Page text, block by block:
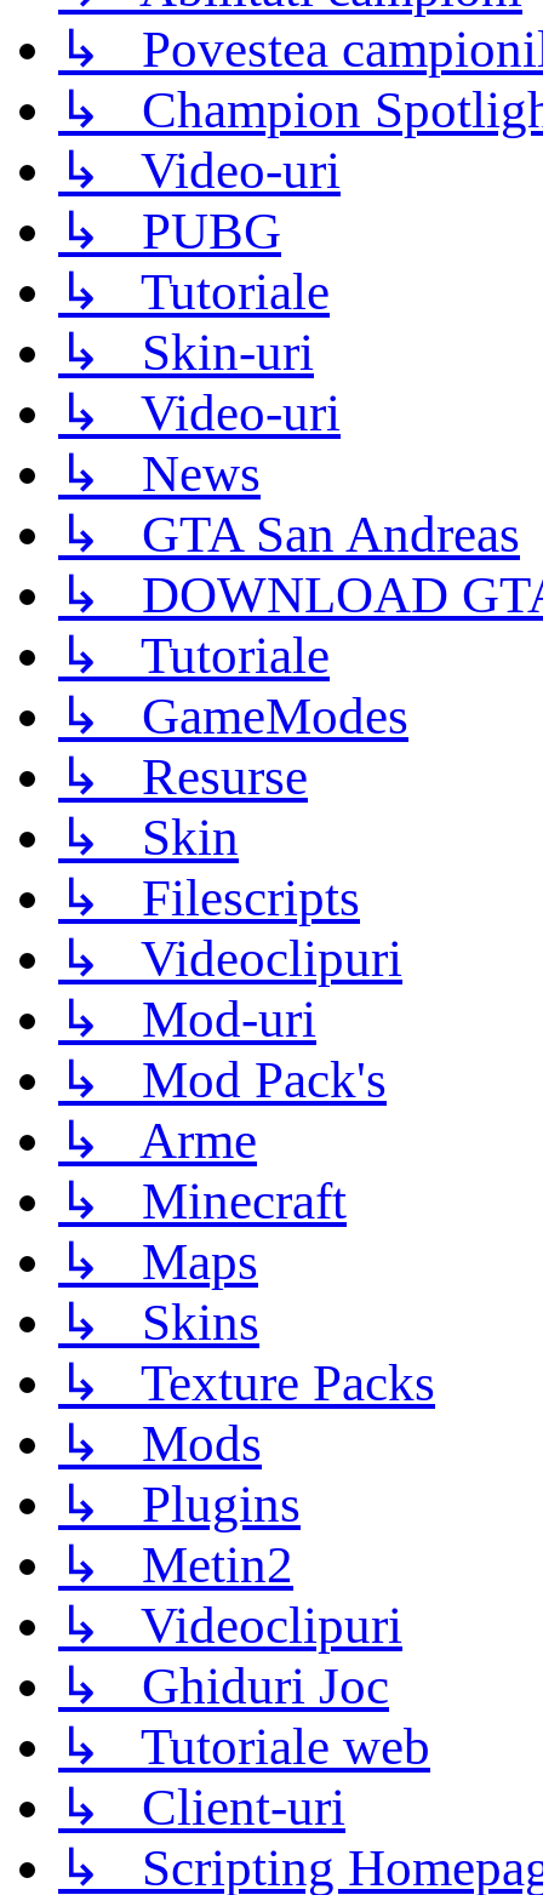
↳ Povestea
↳ Champion
↳ Video-uri
↳ PUBG
↳ Tutoriale
↳ Skin-uri
↳ Video-uri
↳ News
↳ GTA San Andreas
↳ DOWNLOAD
↳ Tutoriale
↳ GameModes
↳ Resurse
↳ Skin
↳ Filescripts
↳ Videoclipuri
↳ Mod-uri
↳ Mod Pack's
↳ Arme
↳ Minecraft
↳ Maps
↳ Skins
↳ Texture Packs
↳ Mods
↳ Plugins
↳ Metin2
↳ Videoclipuri
↳ Ghiduri Joc
↳ Tutoriale web
↳ Client-uri
↳ Scripting